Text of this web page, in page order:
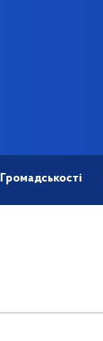
Громадськості